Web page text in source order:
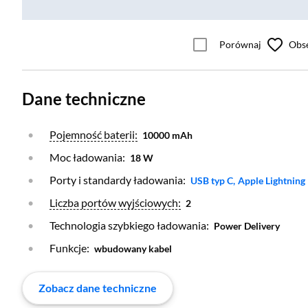
Porównaj
Dane techniczne
Otwórz warstwę
Pojemność baterii: 10000 mAh
Moc ładowania: 18 W
Porty i standardy ładowania: Otwórz warstwę
USB typ C, Otwórz warstwę
Apple Lightning
Otwórz warstwę
Liczba portów wyjściowych: 2
Technologia szybkiego ładowania: Power Delivery
Funkcje: wbudowany kabel
Zobacz dane techniczne